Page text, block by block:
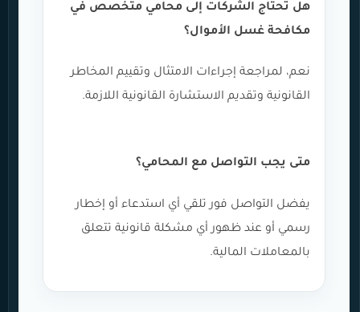
هل تحتاج الشركات إلى محامي متخصص في
مكافحة غسل الأموال؟
نعم، لمراجعة إجراءات الامتثال وتقييم المخاطر
القانونية وتقديم الاستشارة القانونية اللازمة.
متى يجب التواصل مع المحامي؟
يفضل التواصل فور تلقي أي استدعاء أو إخطار
رسمي أو عند ظهور أي مشكلة قانونية تتعلق
بالمعاملات المالية.